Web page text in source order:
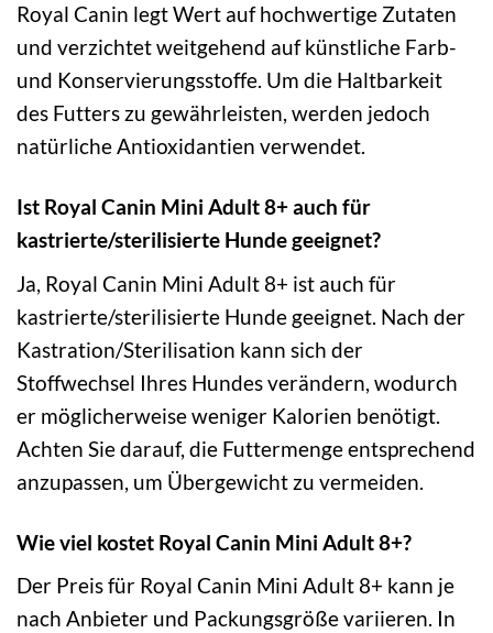
Royal Canin legt Wert auf hochwertige Zutaten
und verzichtet weitgehend auf künstliche Farb-
und Konservierungsstoffe. Um die Haltbarkeit
des Futters zu gewährleisten, werden jedoch
natürliche Antioxidantien verwendet.
Ist Royal Canin Mini Adult 8+ auch für
kastrierte/sterilisierte Hunde geeignet?
Ja, Royal Canin Mini Adult 8+ ist auch für
kastrierte/sterilisierte Hunde geeignet. Nach der
Kastration/Sterilisation kann sich der
Stoffwechsel Ihres Hundes verändern, wodurch
er möglicherweise weniger Kalorien benötigt.
Achten Sie darauf, die Futtermenge entsprechend
anzupassen, um Übergewicht zu vermeiden.
Wie viel kostet Royal Canin Mini Adult 8+?
Der Preis für Royal Canin Mini Adult 8+ kann je
nach Anbieter und Packungsgröße variieren. In